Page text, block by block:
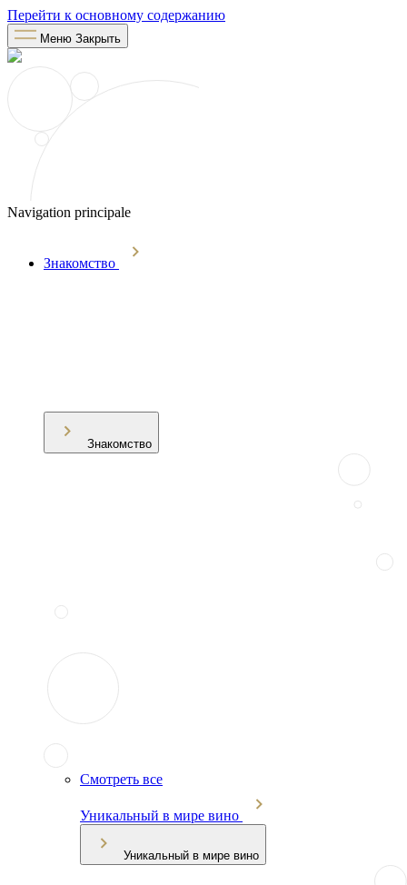
Перейти к основному содержанию
Меню Закрыть
Navigation principale
Знакомство
Знакомство
Смотреть все
Уникальный в мире вино
Уникальный в мире вино